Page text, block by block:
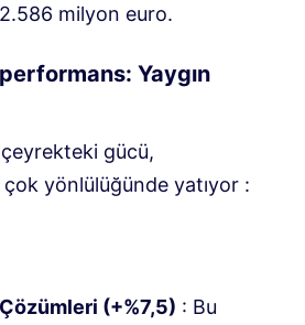
milyon euro.
Yaygın
çeyrekteki gücü,
çok yönlülüğünde yatıyor :
(+%7,5) : Bu